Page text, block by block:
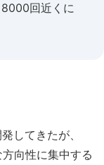
8000回近くに
してきたが、
向性に集中する